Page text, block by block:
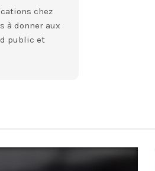
chez
à donner aux
public et